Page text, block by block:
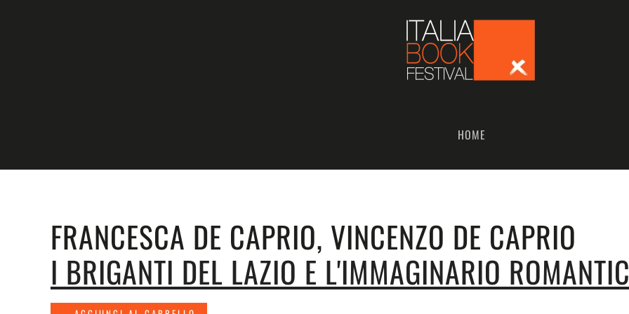
HOME
FRANCESCA DE CAPRIO, VINCENZO DE CAPRIO
I BRIGANTI DEL LAZIO E L'IMMAGINARIO